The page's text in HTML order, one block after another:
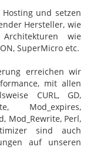
und setzen
Hersteller, wie
wie
SuperMicro etc.
erreichen wir
mit allen
CURL, GD,
Mod_expires,
Mod_Rewrite, Perl,
sind auch
auf unseren